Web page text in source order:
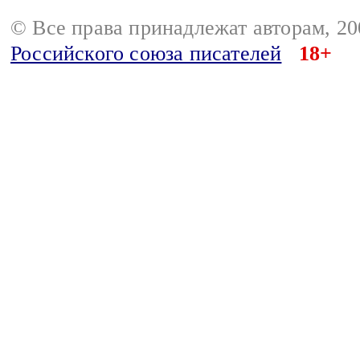
© Все права принадлежат авторам,
Российского союза писателей
18+